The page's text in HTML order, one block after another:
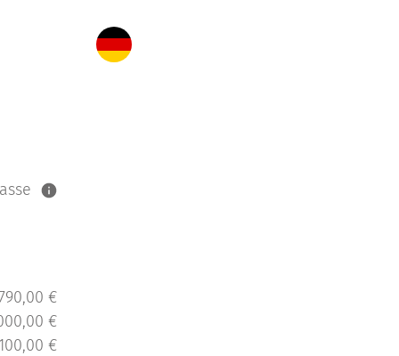
€
€
€